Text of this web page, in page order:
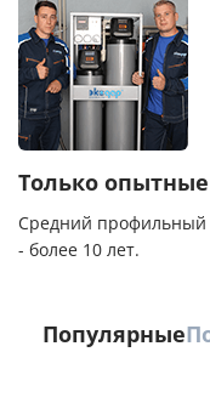
Только
Средний профильный
- более 10 лет.
Популярные